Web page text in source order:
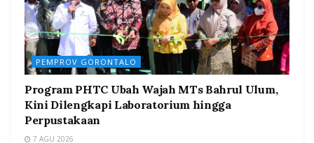
PEMPROV GORONTALO
Program PHTC Ubah Wajah MTs Bahrul Ulum,
Kini Dilengkapi Laboratorium hingga
Perpustakaan
7 AGU 2026